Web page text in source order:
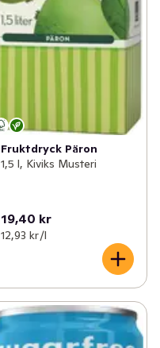
Fruktdryck Päron
1,5 l, Kiviks Musteri
19,40 kr
12,93 kr /l